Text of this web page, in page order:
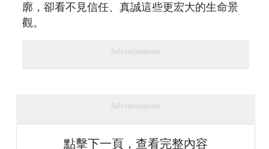
廓，卻看不見信任、真誠這些更宏大的生命景
觀。
Advertisements
Advertisements
點擊下一頁，查看完整內容